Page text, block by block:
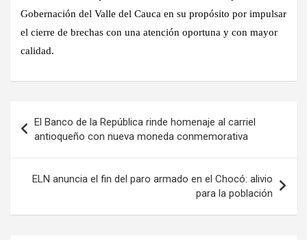
Gobernación del Valle del Cauca en su propósito por impulsar
el cierre de brechas con una atención oportuna y con mayor
calidad.
de
entradas
El Banco de la República rinde homenaje al carriel
antioqueño con nueva moneda conmemorativa
ELN anuncia el fin del paro armado en el Chocó: alivio
para la población